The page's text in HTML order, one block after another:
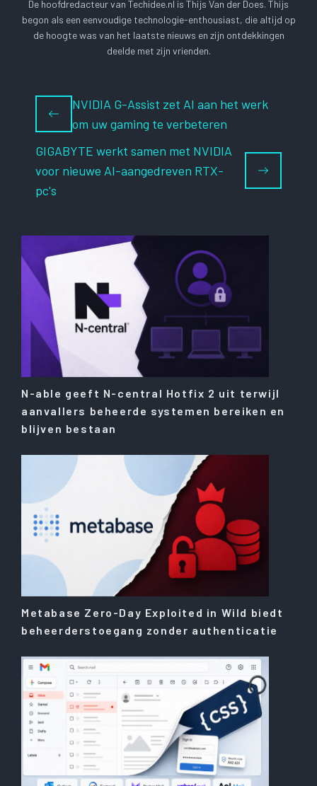
De hoofdredacteur van Techidee.nl is Thijs Van der Does. Thijs
begon als een eenvoudige technologie-enthousiast, die altijd op
de hoogte was van het laatste nieuws en zijn ontdekkingen
deelde met zijn vrienden.
NVIDIA G-Assist zet AI aan het werk
om uw gaming te verbeteren
GIGABYTE werkt samen met NVIDIA
voor nieuwe AI-aangedreven RTX-
pc's
N-able geeft N-central Hotfix 2 uit terwijl
aanvallers beheerde systemen bereiken en
blijven bestaan
Metabase Zero-Day Exploited in Wild biedt
beheerderstoegang zonder authenticatie